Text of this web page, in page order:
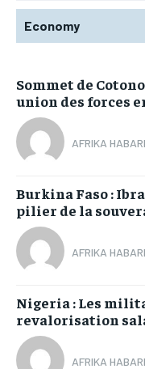
Economy
Sommet de
union des forces
AFRIKA HABARI
Burkina Faso :
pilier de la
AFRIKA HABARI
Nigeria : Les
revalorisation
AFRIKA HABARI